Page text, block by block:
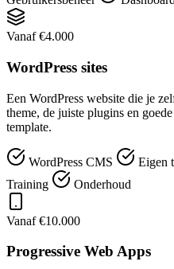
Vanaf €4.000
WordPress sites
Een WordPress website die je
theme, de juiste plugins en
template.
WordPress CMS Eigen
Training
Onderhoud
Vanaf €10.000
Progressive Web Apps